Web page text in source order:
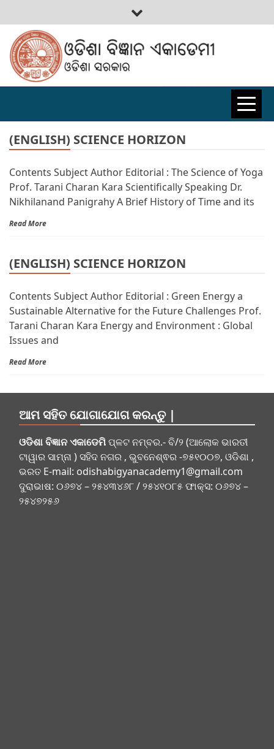
ODISHA
BIGYAN
ACADEMY
(ENGLISH) SCIENCE HORIZON
Contents Subject Author Editorial : The Science of Yoga
Prof. Tarani Charan Kara Scientifically Speaking Dr.
Nikhilanand Panigrahy A Brief History of Time and its
Read More
(ENGLISH) SCIENCE HORIZON
Contents Subject Author Editorial : Green Energy a
Sustainable Alternative for the Future Challenges Prof.
Tarani Charan Kara Energy and Environment : Global
Issues and
Read More
ଆମ ସହିତ ଯୋଗାଯୋଗ କରନ୍ତୁ |
ଓଡିଶା ବିଜ୍ଞାନ ଏକାଡେମିପ୍ଳଟ ନମ୍ବର.- ବି/୨ (ଆଲୋକ ଭାରତୀ
ଟାୱାର ସାମ୍ନା ) ସହିଦ ନଗର , ଭୁବନେଶ୍ଵର -୭୫୧୦୦୭, ଓଡିଶା ,
ଭରତ E-mail: odishabigyanacademy1@gmail.com
ଦୁରାଭାଷ: ୦୬୭୪ – ୨୫୪୩୪୬୮ / ୨୫୪୧୦୮୫ ଫାକ୍ସ: ୦୬୭୪ –
୨୫୪୭୨୫୬